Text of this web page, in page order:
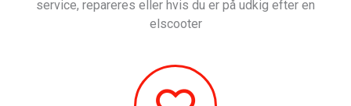
service, repareres eller hvis du er på udkig efter en
elscooter